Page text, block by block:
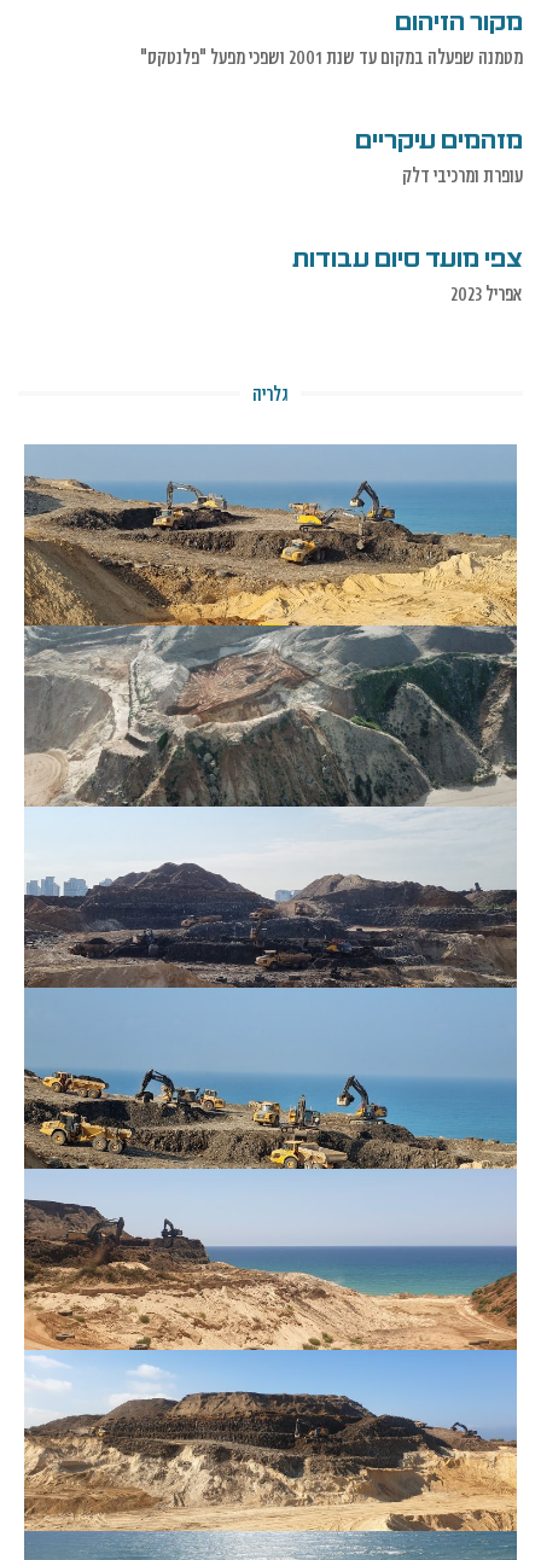
מקור הזיהום
מטמנה שפעלה במקום עד שנת 2001 ושפכי מפעל "פלנטקס"
מזהמים עיקריים
עופרת ומרכיבי דלק
צפי מועד סיום עבודות
אפריל 2023
גלריה